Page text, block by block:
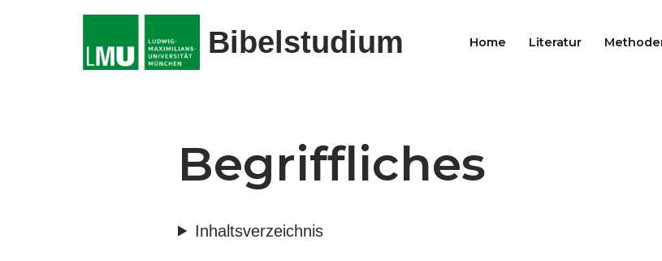
Bibelstudium Home Literatur
Begriffliches
Inhaltsverzeichnis